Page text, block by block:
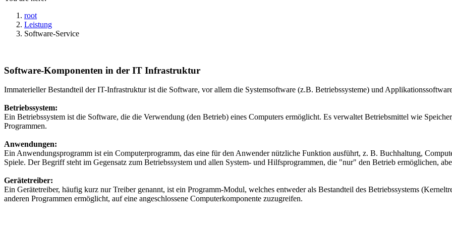
root
Leistung
Software-Service
Software-Komponenten in der IT Infrastruktur
Immaterieller Bestandteil der IT-Infrastruktur ist die Software, vor allem die Systemsoftware (z.B. Betriebssysteme) und
Betriebssystem:
Ein Betriebssystem ist die Software, die die Verwendung (den Betrieb) eines Computers ermöglicht. Es verwaltet Betriebsmittel wie
Programmen.
Anwendungen:
Ein Anwendungsprogramm ist ein Computerprogramm, das eine für den Anwender nützliche Funktion ausführt, z. B. Buchhaltung,
Spiele. Der Begriff steht im Gegensatz zum Betriebssystem und allen System- und Hilfsprogrammen, die "nur" den Betrieb ermöglichen,
Gerätetreiber:
Ein Gerätetreiber, häufig kurz nur Treiber genannt, ist ein Programm-Modul, welches entweder als Bestandteil des Betriebssystems
anderen Programmen ermöglicht, auf eine angeschlossene Computerkomponente zuzugreifen.